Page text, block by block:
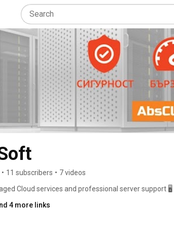
• 11 subscribers • 7 videos
Cloud services and professional server support 🖥
4 more links